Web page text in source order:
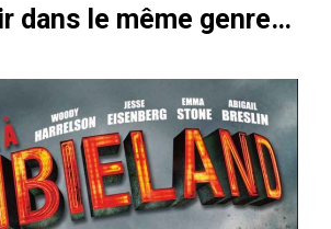
dans le même genre…